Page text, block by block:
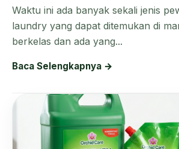
Waktu ini ada banyak sekali jenis
laundry yang dapat ditemukan di
berkelas dan ada yang...
Baca Selengkapnya →